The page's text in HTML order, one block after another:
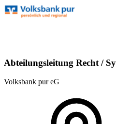
Abteilungsleitung Recht /
Volksbank pur eG